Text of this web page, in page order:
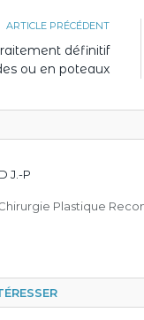
ARTICLE PRÉCÉDENT
définitif
ou en poteaux
J.-P
Plastique